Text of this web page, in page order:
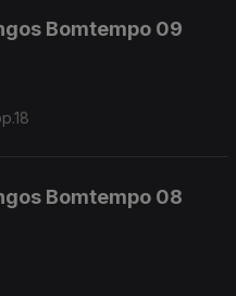
Bomtempo 09
Bomtempo 08